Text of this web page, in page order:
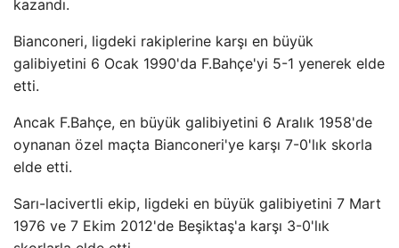
kazandı.
Bianconeri, ligdeki rakiplerine karşı en büyük
galibiyetini 6 Ocak 1990'da F.Bahçe'yi 5-1 yenerek elde
etti.
Ancak F.Bahçe, en büyük galibiyetini 6 Aralık 1958'de
oynanan özel maçta Bianconeri'ye karşı 7-0'lık skorla
elde etti.
Sarı-lacivertli ekip, ligdeki en büyük galibiyetini 7 Mart
1976 ve 7 Ekim 2012'de Beşiktaş'a karşı 3-0'lık